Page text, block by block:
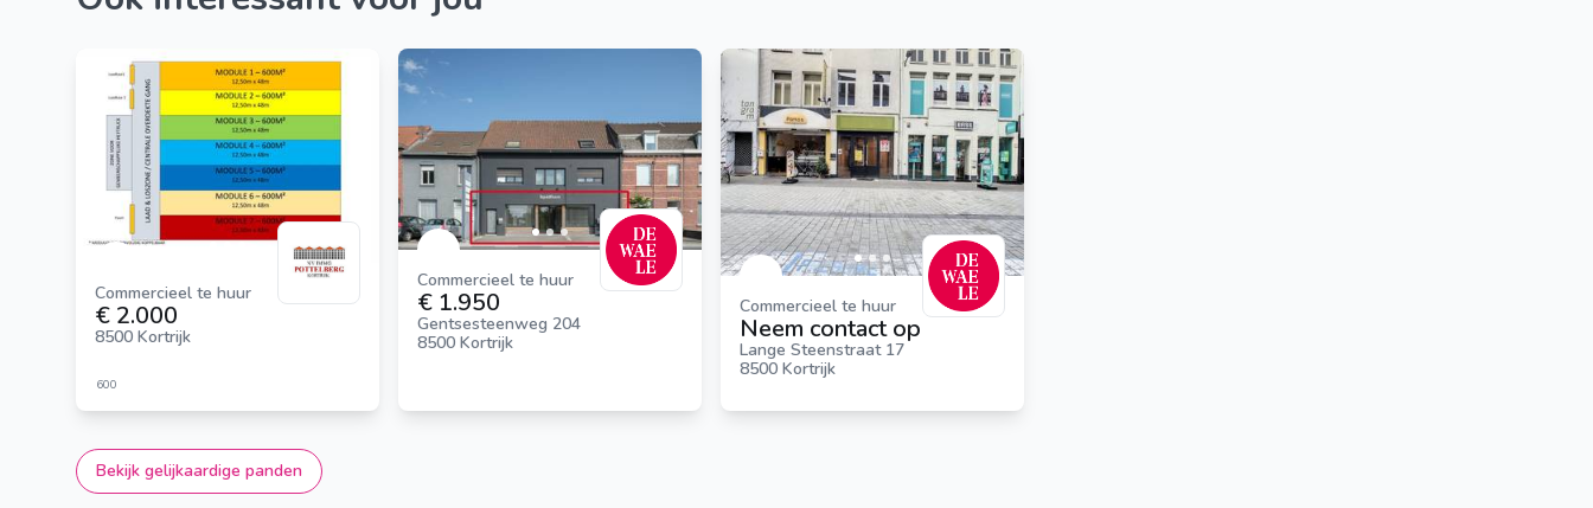
Commercieel te huur
€ 2.000
8500 Kortrijk
600
Commercieel te huur
€ 1.950
Gentsesteenweg 204
8500 Kortrijk
Commercieel te huur
Neem contact op
Lange Steenstraat 17
8500 Kortrijk
Bekijk gelijkaardige panden